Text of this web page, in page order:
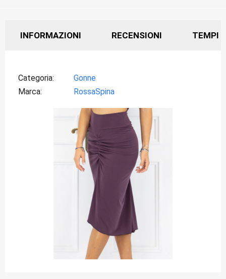
INFORMAZIONI RECENSIONI TEMPI
Categoria
Gonne
Marca
RossaSpina